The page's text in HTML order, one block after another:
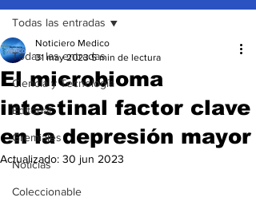
Todas las entradas
Ciencia y Tecnología
Editorial
Gremiales
Noticias
Coleccionable
Todas las entradas
El microbioma
intestinal factor clave
en la depresión mayor
Noticiero Medico
31 may 2023 5 min de lectura
Actualizado: 30 jun 2023